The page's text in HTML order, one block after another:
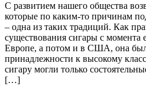
С развитием нашего общества
которые по каким-то причинам
– одна из таких традиций. Как
существования сигары с момента
Европе, а потом и в США, она
принадлежности к высокому
сигару могли только
[…]